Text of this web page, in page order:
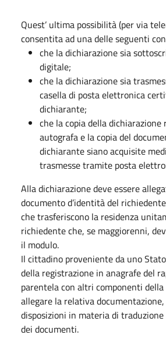
Quest’ ultima possibilità (per via
consentita ad una delle seguenti
che la dichiarazione sia
digitale;
che la dichiarazione sia
casella di posta elettronica
dichiarante;
che la copia della
autografa e la copia del
dichiarante siano acquisite
trasmesse tramite posta
Alla dichiarazione deve essere
documento d’identità del
che trasferiscono la residenza
richiedente che, se maggiorenni,
il modulo.
Il cittadino proveniente da uno
della registrazione in anagrafe del
parentela con altri componenti
allegare la relativa
disposizioni in materia di traduzione
dei documenti.